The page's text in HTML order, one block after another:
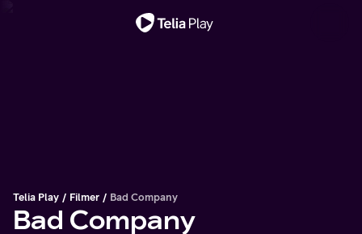
Telia Play Filmer Bad Company
Bad Company